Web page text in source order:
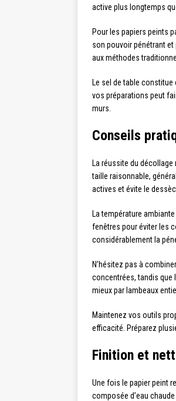
active plus longtemps
Pour les papiers peints
son pouvoir pénétrant
aux méthodes
Le sel de table
vos préparations peut
murs.
Conseils
La réussite du
taille raisonnable,
actives et évite le
La température
fenêtres pour éviter les
considérablement la
N’hésitez pas à
concentrées, tandis que
mieux par lambeaux
Maintenez vos outils
efficacité. Préparez
Finition et
Une fois le papier peint
composée d’eau